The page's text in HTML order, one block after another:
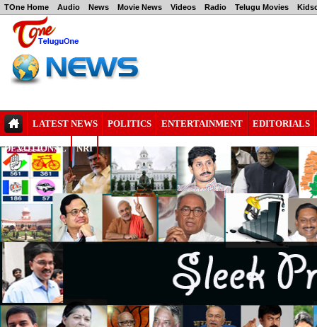
TOne Home Audio News Movie News Videos Radio Telugu Movies
LATEST NEWS POLITICS ENTERTAINMENT EDITORIALS
DEVOTIONAL NRI